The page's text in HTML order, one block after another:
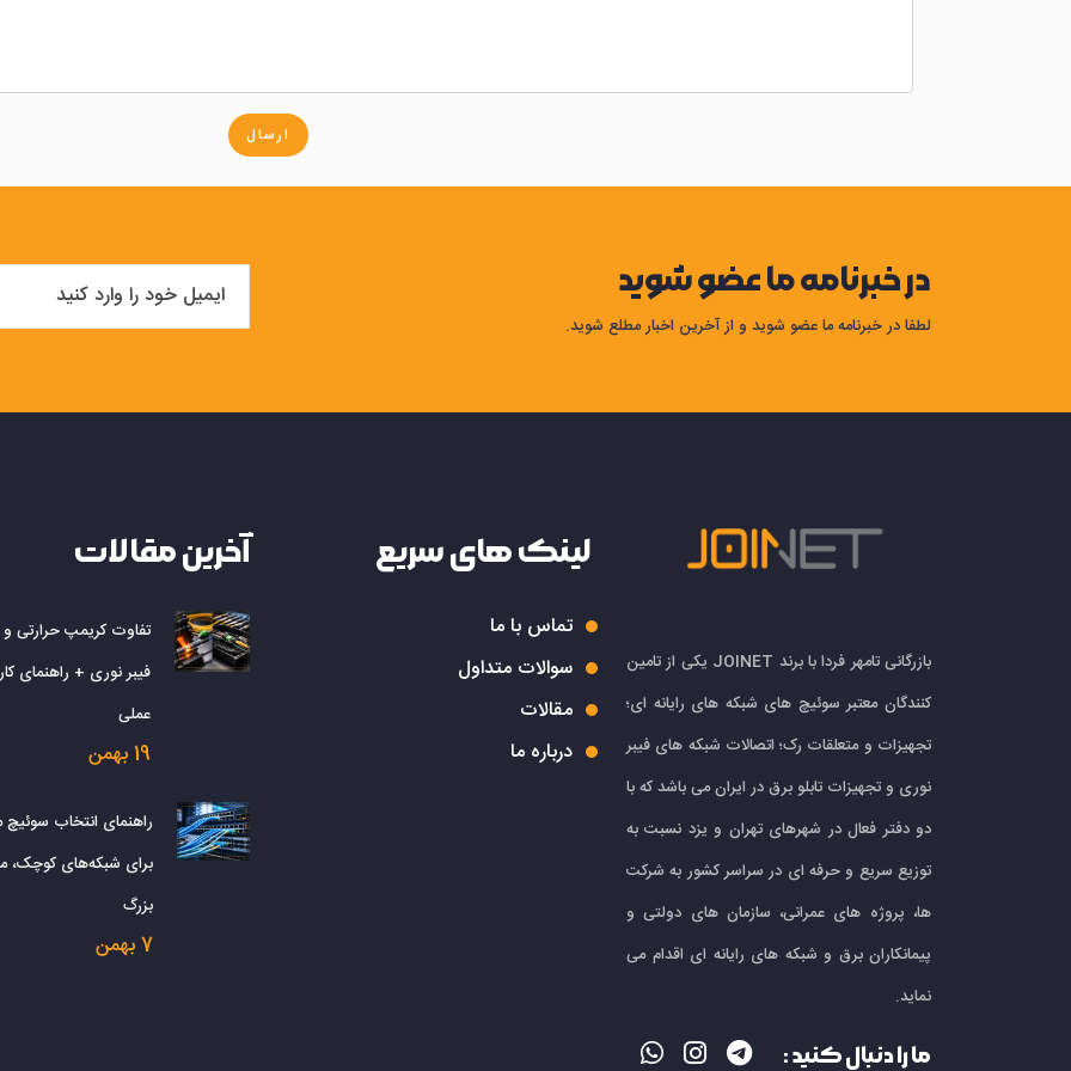
ارسال
در خبرنامه ما عضو شوید
لطفا در خبرنامه ما عضو شوید و از آخرین اخبار مطلع شوید.
بازرگانی تامهر فردا با برند JOINET یکی از تامین
کنندگان معتبر سوئیچ های شبکه های رایانه ای؛
تجهیزات و متعلقات رک؛ اتصالات شبکه های فیبر
نوری و تجهیزات تابلو برق در ایران می باشد که با
دو دفتر فعال در شهرهای تهران و یزد نسبت به
توزیع سریع و حرفه ای در سراسر کشور به شرکت
ها، پروژه های عمرانی، سازمان های دولتی و
پیمانکاران برق و شبکه های رایانه ای اقدام می
نماید.
ما را دنبال کنید :
لینک های سریع
تماس با ما
سوالات متداول
مقالات
درباره ما
آخرین مقالات
تفاوت کریمپ حرارتی
فیبر نوری + راهنمای
عملی
19 بهمن
راهنمای انتخاب
برای شبکه‌های کوچک،
بزرگ
7 بهمن